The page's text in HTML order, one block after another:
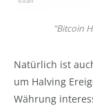
"Bitcoin
Natürlich ist
um Halving
Währung